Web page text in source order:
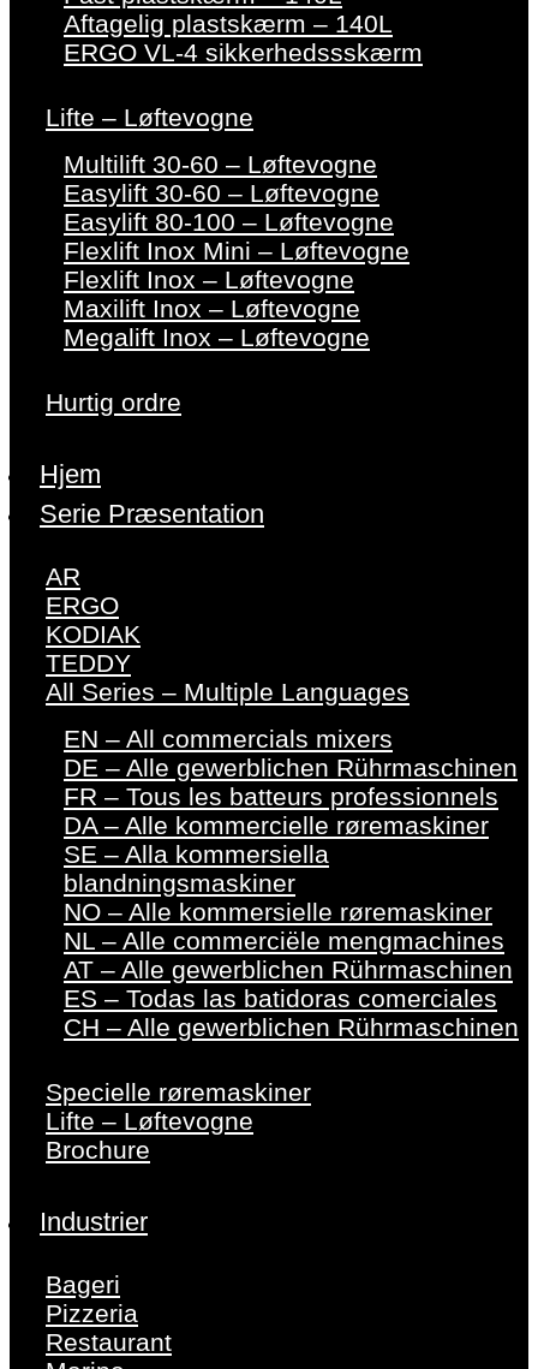
Aftagelig plastskærm – 140L
ERGO VL-4 sikkerhedssskærm
Lifte – Løftevogne
Multilift 30-60 – Løftevogne
Easylift 30-60 – Løftevogne
Easylift 80-100 – Løftevogne
Flexlift Inox Mini – Løftevogne
Flexlift Inox – Løftevogne
Maxilift Inox – Løftevogne
Megalift Inox – Løftevogne
Hurtig ordre
Hjem
Serie Præsentation
AR
ERGO
KODIAK
TEDDY
All Series – Multiple Languages
EN – All commercials mixers
DE – Alle gewerblichen Rührmaschinen
FR – Tous les batteurs professionnels
DA – Alle kommercielle røremaskiner
SE – Alla kommersiella
blandningsmaskiner
NO – Alle kommersielle røremaskiner
NL – Alle commerciële mengmachines
AT – Alle gewerblichen Rührmaschinen
ES – Todas las batidoras comerciales
CH – Alle gewerblichen Rührmaschinen
Specielle røremaskiner
Lifte – Løftevogne
Brochure
Industrier
Bageri
Pizzeria
Restaurant